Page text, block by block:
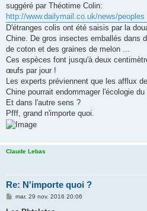
s
s
a
g
suggéré par Théotime Colin:
http://www.dailymail.co.uk/news/peoples
D'étranges colis ont été saisis par la
Chine. De gros insectes emballés dans
de coton et des graines de melon ...
Ces espèces font jusqu'à deux
œufs par jour !
Les experts préviennent que les afflux
Chine pourrait endommager l'écologie du
Et dans l'autre sens ?
Pfff, grand n'importe quoi.
Claude Lebas
Re: N'importe quoi ?
Mmar. 29 nov. 2016 20:06